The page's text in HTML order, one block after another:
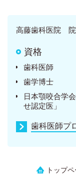
高藤歯科医院
資格
歯科医師
歯学博士
日本顎咬合学
せ認定医」
歯科医師プ
トップ